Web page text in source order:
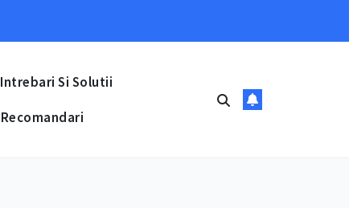
Intrebari Si Solutii
Recomandari